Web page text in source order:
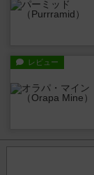
レビュー